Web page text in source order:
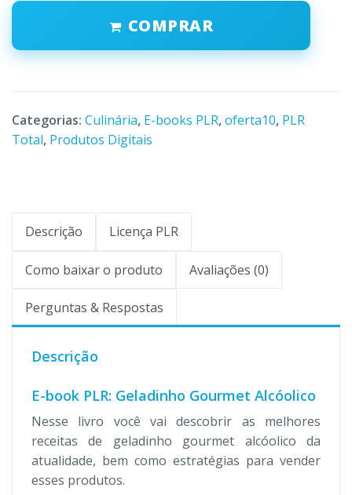
COMPRAR
Categorias: Culinária, E-books PLR,oferta10, PLR
Total, Produtos Digitais
Descrição Licença PLR
Como baixar o produto Avaliações (0)
Perguntas & Respostas
Descrição
E-book PLR: Geladinho Gourmet Alcóolico
Nesse livro você vai descobrir as melhores
receitas de geladinho gourmet alcóolico da
atualidade, bem como estratégias para vender
esses produtos.